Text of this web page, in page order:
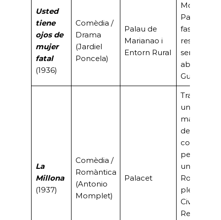
Usted
tiene
ojos de
mujer
fatal
(1936)
Comèdia /
Drama
(Jardiel
Poncela)
Palau de
Marianao i
Entorn Rural
Mostra el
Palau
fastuosa
residència
senyorial
abans de
Guerra
La
Millona
(1937)
Comèdia /
Romàntica
(Antonio
Momplet)
Palacet
Trama
un
matrimoni
de
per
una
Rodada en
plena
Civil.
Rescatada